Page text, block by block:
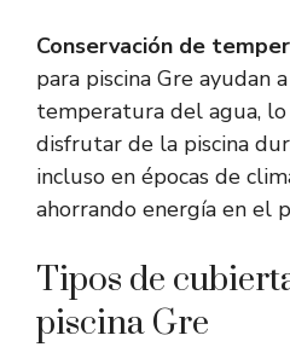
Conservación de
para piscina Gre ayudan
temperatura del agua,
disfrutar de la piscina
incluso en épocas de
ahorrando energía en el
Tipos de
piscina Gre